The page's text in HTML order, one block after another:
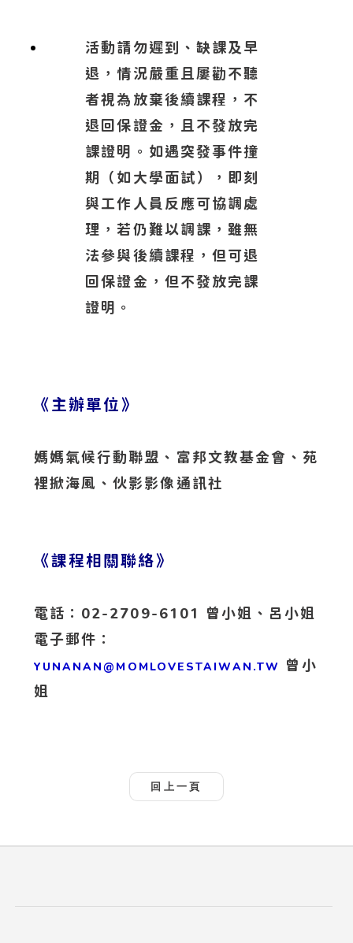
活動請勿遲到、缺課及早
退，情況嚴重且屢勸不聽
者視為放棄後續課程，不
退回保證金，且不發放完
課證明。如遇突發事件撞
期（如大學面試），即刻
與工作人員反應可協調處
理，若仍難以調課，雖無
法參與後續課程，但可退
回保證金，但不發放完課
證明。
《主辦單位》
媽媽氣候行動聯盟、富邦文教基金會、苑
裡掀海風、伙影影像通訊社
《課程相關聯絡》
電話：02-2709-6101 曾小姐、呂小姐
電子郵件：
YUNANAN@MOMLOVESTAIWAN.TW
曾小
姐